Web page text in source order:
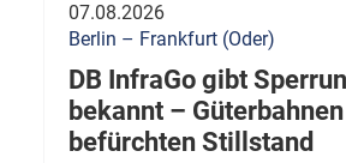
07.08.2026
Berlin – Frankfurt (Oder)
DB InfraGo gibt
bekannt – Güterbahnen
befürchten Stillstand